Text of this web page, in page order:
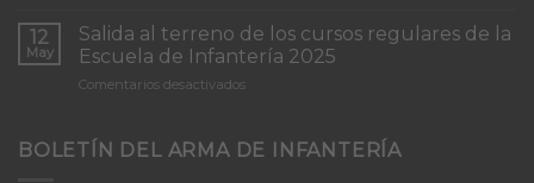
Concepción”
del
Curso
de
Tácticas
Aplicativas
12
May
Salida al terreno de los cursos regulares de la
Escuela de Infantería 2025
Comentarios desactivadosen
terreno
BOLETÍN DEL ARMA DE INFANTERÍA